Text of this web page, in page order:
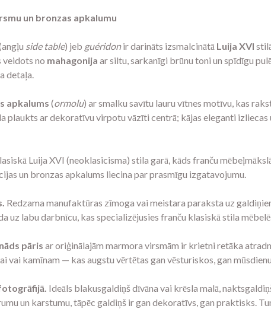
un bronzas apkalumu
side table) jeb guéridonir darināts izsmalcinātā Luija XVI
veidots no mahagonija ar siltu, sarkanīgi brūnu toni un spīdīgu
detaļa.
apkalums (ormolu) ar smalku savītu lauru vītnes motīvu, kas
plaukts ar dekoratīvu virpotu vāzīti centrā; kājas eleganti izliecas
Luija XVI (neoklasicisma) stila garā, kāds franču
un bronzas apkalums liecina par prasmīgu izgatavojumu.
Redzama manufaktūras zīmoga vai meistara paraksta uz
uz labu darbnīcu, kas specializējusies franču klasiskā stila
pāris ar oriģinālajām marmora virsmām ir krietni retāka
vai kamīnam — kas augstu vērtētas gan vēsturiskos, gan
Ideāls blakusgaldiņš dīvāna vai krēsla malā,
un karstumu, tāpēc galdiņš ir gan dekoratīvs, gan praktisks.